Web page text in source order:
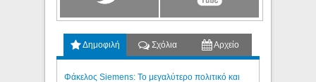
Δημοφιλή Σχόλια Αρχείο
Φάκελος Siemens: Το μεγαλύτερο πολιτικό και